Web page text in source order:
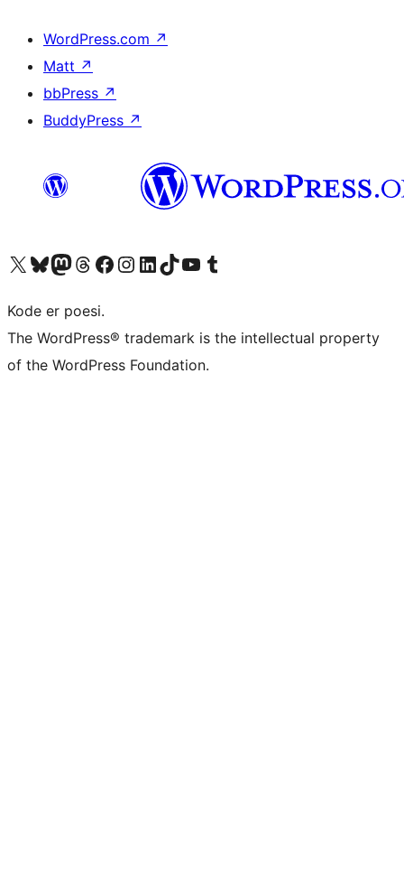
WordPress.com ↗
Matt ↗
bbPress ↗
BuddyPress ↗
Besøk vår konto på X Visit our Bluesky account
Besøk vår Mastodon-konto
Visit our Threads account
Besøk vår Facebook-sideBesøk vår Instagram-konto
Besøk vår LinkedIn-konto
Visit our TikTok account
Visit our YouTube channel
Visit our Tumblr account
Kode er poesi.
The WordPress® trademark is the intellectual property
of the WordPress Foundation.